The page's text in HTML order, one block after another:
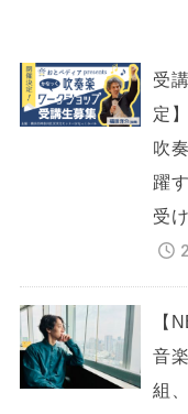
受
定
吹
躍
受
【
音
組